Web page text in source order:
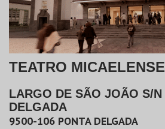
TEATRO MICAELENSE
LARGO DE SÃO JOÃO S/N
DELGADA
9500-106 PONTA DELGADA